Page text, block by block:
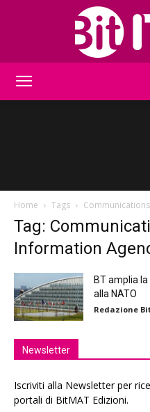
Home Tags
Tag:
Information
BT amplia
alla NATO
Redazione
Newsletter
Iscriviti alla Newsletter per
portali di BitMAT Edizioni.